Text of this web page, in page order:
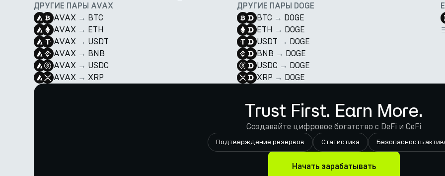
ДРУГИЕ ПАРЫ AVAX
AVAX → BTC
AVAX → ETH
AVAX → USDT
AVAX → BNB
AVAX → USDC
AVAX → XRP
ДРУГИЕ ПАРЫ DOGE
BTC → DOGE
ETH → DOGE
USDT → DOGE
BNB → DOGE
USDC → DOGE
XRP → DOGE
Trust First. Earn More.
Создавайте цифровое богатство с DeFi и CeFi
Подтверждение резервов Статистика Безопасность
Начать зарабатывать